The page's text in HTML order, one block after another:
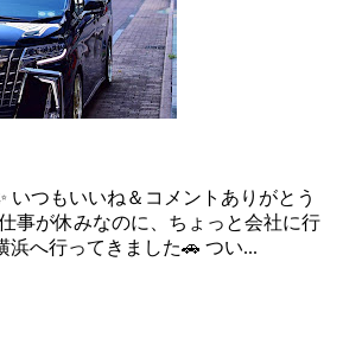
いつもいいね＆コメントありがとう
事が休みなのに、ちょっと会社に行
浜へ行ってきました🚗 つい...